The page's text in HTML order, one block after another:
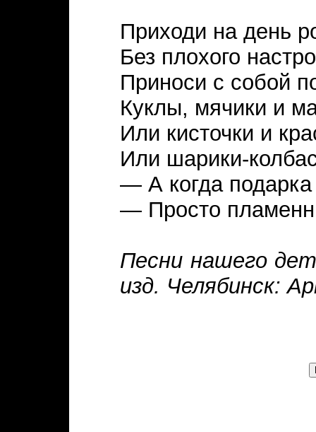
Приходи на день
Без плохого
Приноси с собой
Куклы, мячики и
Или кисточки и
Или шарики-
— А когда подарка
— Просто
Песни нашего
изд. Челябинск: